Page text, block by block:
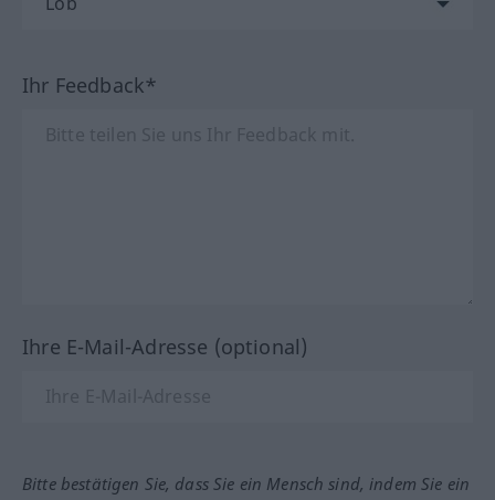
Ihr Feedback*
Ihre E-Mail-Adresse (optional)
Bitte bestätigen Sie, dass Sie ein Mensch sind, indem Sie ein